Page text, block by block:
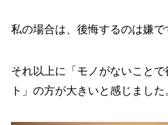
私の場合は、後悔するのは嫌で
それ以上に「モノがないことで
ト」の方が大きいと感じました